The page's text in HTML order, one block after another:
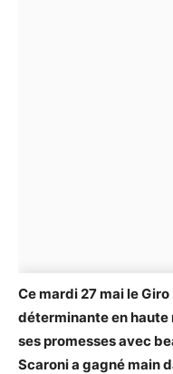
Ce mardi 27 mai le
déterminante en haute
ses promesses avec
Scaroni a gagné main